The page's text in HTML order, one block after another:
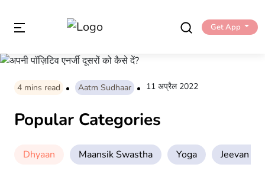
Get App
4 mins read Aatm Sudhaar 11 अप्रैल 2022
Popular Categories
Dhyaan Maansik Swastha Yoga Jeevan